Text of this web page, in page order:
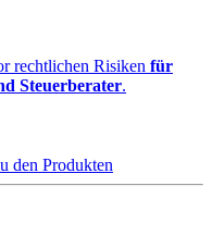
rechtlichen Risiken für
Steuerberater.
den Produkten